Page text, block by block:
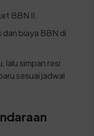
BBN II.
dan biaya BBN di
lalu simpan resi
sesuai jadwal